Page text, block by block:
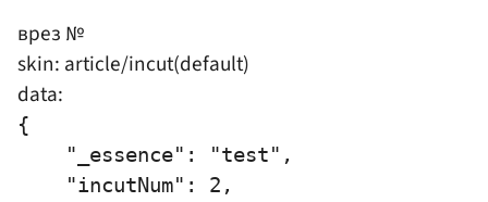
врез №
skin: article/incut(default)
data:
{
    "_essence": "test",
    "incutNum": 2,